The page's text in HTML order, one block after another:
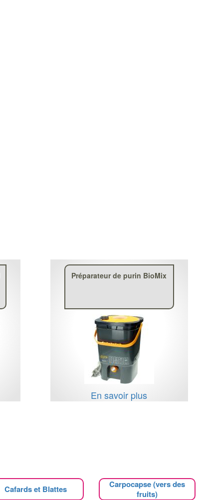
Préparateur de purin BioMix
En savoir plus
Cafards et Blattes
Carpocapse (vers des
fruits)